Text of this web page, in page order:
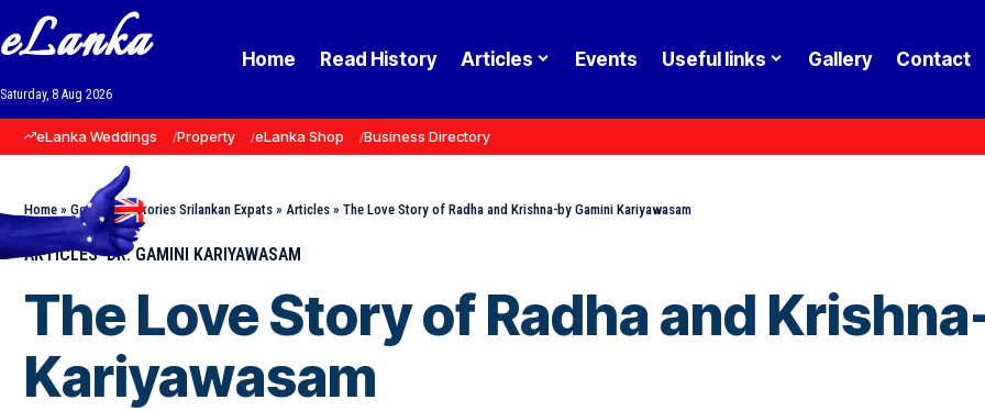
eLanka
Saturday, 8 Aug 2026
Home Read History Articles Events Useful links Gallery Contact
eLanka Weddings Property eLanka Shop Business Directory
Home » Goodnews Stories Srilankan Expats » Articles » The Love Story of Radha and Krishna-by Gamini Kariyawasam
ARTICLES DR. GAMINI KARIYAWASAM
The Love Story of Radha and
Kariyawasam